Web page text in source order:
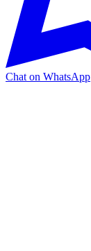
Chat on WhatsApp